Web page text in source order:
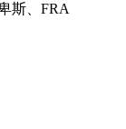
斯、FRA